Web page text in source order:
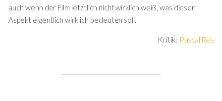
auch wenn der Film letztlich nicht wirklich weiß, was dieser
Aspekt eigentlich wirklich bedeuten soll.
Kritik: Pascal Reis